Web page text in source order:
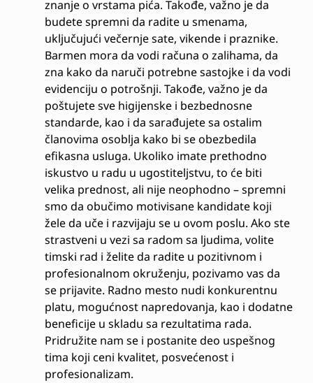
znanje o vrstama pića. Takođe, važno je da
budete spremni da radite u smenama,
uključujući večernje sate, vikende i praznike.
Barmen mora da vodi računa o zalihama, da
zna kako da naruči potrebne sastojke i da vodi
evidenciju o potrošnji. Takođe, važno je da
poštujete sve higijenske i bezbednosne
standarde, kao i da sarađujete sa ostalim
članovima osoblja kako bi se obezbedila
efikasna usluga. Ukoliko imate prethodno
iskustvo u radu u ugostiteljstvu, to će biti
velika prednost, ali nije neophodno – spremni
smo da obučimo motivisane kandidate koji
žele da uče i razvijaju se u ovom poslu. Ako ste
strastveni u vezi sa radom sa ljudima, volite
timski rad i želite da radite u pozitivnom i
profesionalnom okruženju, pozivamo vas da
se prijavite. Radno mesto nudi konkurentnu
platu, mogućnost napredovanja, kao i dodatne
beneficije u skladu sa rezultatima rada.
Pridružite nam se i postanite deo uspešnog
tima koji ceni kvalitet, posvećenost i
profesionalizam.